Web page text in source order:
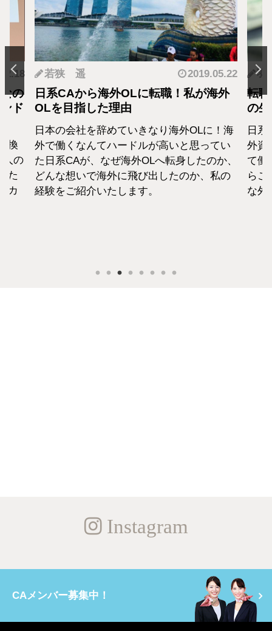
の
ド
換
人の
た
カ
若狭 遥 2019.05.22
日系CAから海外OLに転職！私が海外
OLを目指した理由
日本の会社を辞めていきなり海外OLに！海
外で働くなんてハードルが高いと思ってい
た日系CAが、なぜ海外OLへ転身したのか、
どんな想いで海外に飛び出したのか、私の
経験をご紹介いたします。
羽
転
の
日
外資
て働
らこ
な外
Instagram
CAメンバー募集中！